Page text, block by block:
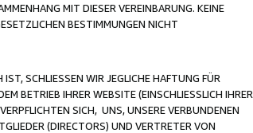
MIT DIESER VEREINBARUNG. KEINE
BESTIMMUNGEN NICHT
SCHLIESSEN WIR JEGLICHE HAFTUNG FÜR
BETRIEB IHRER WEBSITE (EINSCHLIESSLICH IHRER
SICH, UNS, UNSERE VERBUNDENEN
(DIRECTORS) UND VERTRETER VON